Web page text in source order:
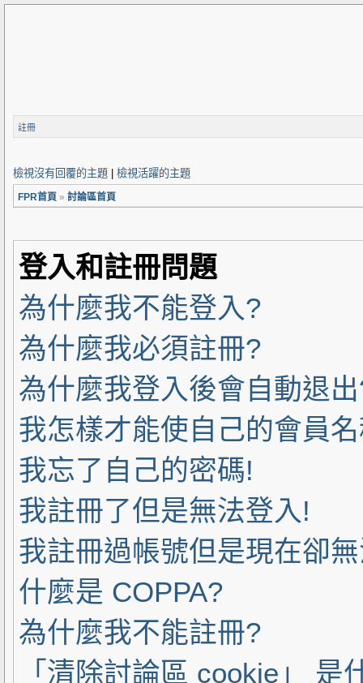
註冊
檢視沒有回覆的主題 檢視活躍的主題
FPR首頁 » 討論區首頁
登入和註冊問題
為什麼我不能登入?
為什麼我必須註冊?
為什麼我登入後會自動退
我怎樣才能使自己的會員
我忘了自己的密碼!
我註冊了但是無法登入!
我註冊過帳號但是現在卻
什麼是 COPPA?
為什麼我不能註冊?
「清除討論區 cookie」 是